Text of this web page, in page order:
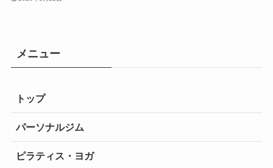
メニュー
トップ
パーソナルジム
ピラティス・ヨガ